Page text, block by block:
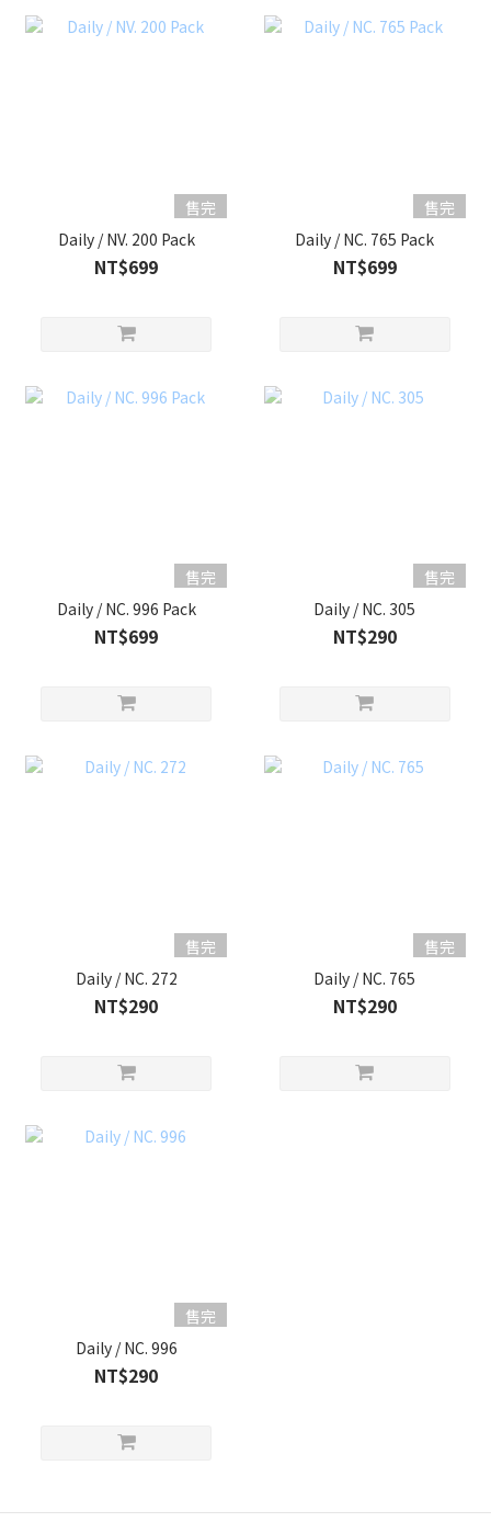
售完
Daily / NV. 200 Pack
NT$699
售完
Daily / NC. 765 Pack
NT$699
售完
Daily / NC. 996 Pack
NT$699
售完
Daily / NC. 305
NT$290
售完
Daily / NC. 272
NT$290
售完
Daily / NC. 765
NT$290
售完
Daily / NC. 996
NT$290